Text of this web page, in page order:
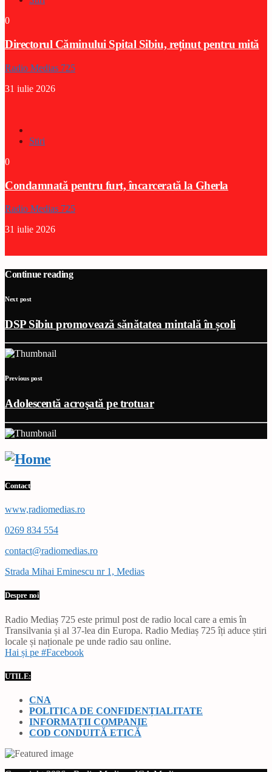
0
Directorul Căminului Spital Sibiu, reținut pentru mită
Radio Medias 725
31 iulie 2026
Stiri
0
Condamnată pentru furt, încarcerată la Gherla
Radio Medias 725
31 iulie 2026
Continue reading
Next post
DSP Sibiu promovează sănătatea mintală în școli
Previous post
Adolescentă acroşată pe trotuar
Contact
www,radiomedias.ro
0269 834 554
contact@radiomedias.ro
Strada Mihai Eminescu nr 1, Medias
Despre noi
Radio Mediaș 725 este primul post de radio local care a emis în
Transilvania și al 37-lea din Europa. Radio Mediaș 725 îți aduce știri
locale și naționale pe unde radio sau online.
Hai și pe #Facebook
UTILE:
CNA
POLITICA DE CONFIDENȚIALITATE
INFORMAȚII COMPANIE
COD CONDUITĂ ETICĂ